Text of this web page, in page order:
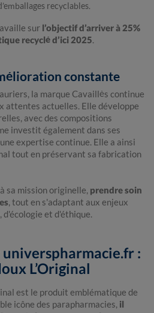
recyclables.
sur l’objectif d’arriver à 25%
recyclé d’ici 2025.
constante
la marque Cavaillès continue
attentes actuelles. Elle développe
avec des compositions
investit également dans ses
expertise continue. Elle a ainsi
tout en préservant sa fabrication
sa mission originelle, prendre soin
, tout en s'adaptant aux enjeux
d'écologie et d'éthique.
:
L’Original
est le produit emblématique de
icône des parapharmacies, il